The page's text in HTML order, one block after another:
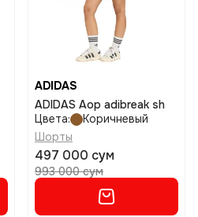
ADIDAS
ADIDAS Aop adibreak sh
Цвета:
Коричневый
Шорты
497 000 сум
993 000 сум